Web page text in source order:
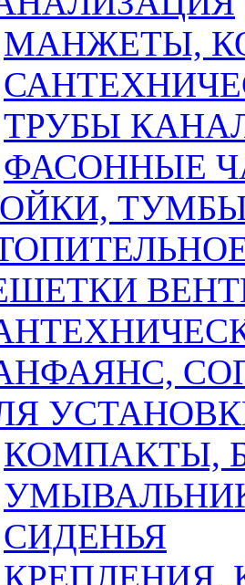
МАНЖЕТЫ,
ТРУБЫ
ФАСОННЫЕ
КОМПАКТЫ,
СИДЕНЬЯ